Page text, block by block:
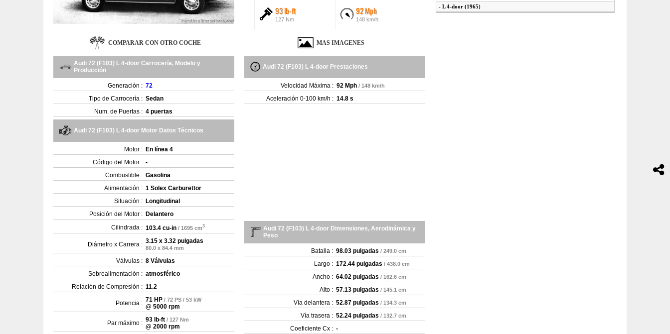
93 lb-ft
127 Nm
92 Mph
148 km/h
COMPARAR CON OTRO COCHE MAS IMAGENES
Audi 72 (F103) L 4-door Carrocería, Modelo y
Producción
Generación : 72
Tipo de Carrocería : Sedan
Num. de Puertas : 4 puertas
Audi 72 (F103) L 4-door Motor Datos Técnicos
Motor : En línea 4
Código del Motor : -
Combustible : Gasolina
Alimentación : 1 Solex Carburettor
Situación : Longitudinal
Posición del Motor : Delantero
Cilindrada : 103.4 cu-in / 1695 cm3
Diámetro x Carrera : 3.15 x 3.32 pulgadas
80.0 x 84.4 mm
Válvulas : 8 Válvulas
Sobrealimentación : atmosférico
Relación de Compresión : 11.2
Potencia : 71 HP / 72 PS / 53 kW
@ 5000 rpm
Par máximo : 93 lb-ft / 127 Nm
@ 2000 rpm
Audi 72 (F103) L 4-door Prestaciones
Velocidad Máxima : 92 Mph / 148 km/h
Aceleración 0-100 km/h : 14.8 s
Audi 72 (F103) L 4-door Dimensiones, Aerodinámica y
Peso
Batalla : 98.03 pulgadas / 249.0 cm
Largo : 172.44 pulgadas / 438.0 cm
Ancho : 64.02 pulgadas / 162.6 cm
Alto : 57.13 pulgadas / 145.1 cm
Vía delantera : 52.87 pulgadas / 134.3 cm
Vía trasera : 52.24 pulgadas / 132.7 cm
Coeficiente Cx : -
- L 4-door (1965)